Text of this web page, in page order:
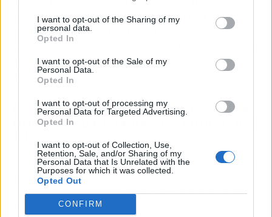
I want to opt-out of the Sharing of my
personal data.
Opted In
I want to opt-out of the Sale of my
Personal Data.
Opted In
I want to opt-out of processing my
Personal Data for Targeted Advertising.
Opted In
I want to opt-out of Collection, Use,
Retention, Sale, and/or Sharing of my
Personal Data that Is Unrelated with the
Purposes for which it was collected.
Opted Out
CONFIRM
pasado límites, pero ha habido algún
movimiento extraño por ahí”.
Por su parte,
Claudia fue mucho más descriptiva y resumió la
actitud de su acompañante con una rotunda
afirmación:“Salió el monstruo”.
Los arrepentimientos y las dudas
inundan 'La isla de las tentaciones
Los arrepentimientos y las dudas inundan 'La isla de tentaciones 10' | Fuente: